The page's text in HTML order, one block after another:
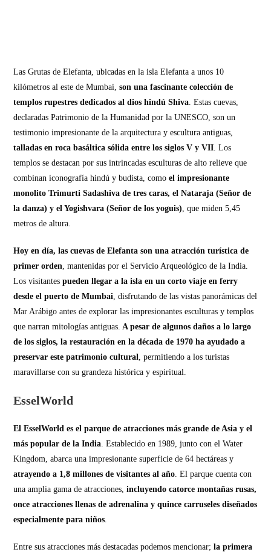
Las Grutas de Elefanta, ubicadas en la isla Elefanta a unos 10
kilómetros al este de Mumbai,son una fascinante colección de
templos rupestres dedicados al dios hindú Shiva . Estas cuevas,
declaradas Patrimonio de la Humanidad por la UNESCO, son un
testimonio impresionante de la arquitectura y escultura antiguas,
talladas en roca basáltica sólida entre los siglos V y VII . Los
templos se destacan por sus intrincadas esculturas de alto relieve que
combinan iconografía hindú y budista, comoel impresionante
monolito Trimurti Sadashiva de tres caras, el Nataraja (Señor de
la danza) y el Yogishvara (Señor de los yoguis) , que miden 5,45
metros de altura.
Hoy en día, las cuevas de Elefanta son una atracción turística de
primer orden , mantenidas por el Servicio Arqueológico de la India.
Los visitantespueden llegar a la isla en un corto viaje en ferry
desde el puerto de Mumbai , disfrutando de las vistas panorámicas del
Mar Arábigo antes de explorar las impresionantes esculturas y templos
que narran mitologías antiguas. A pesar de algunos daños a lo largo
de los siglos, la restauración en la década de 1970 ha ayudado a
preservar este patrimonio cultural , permitiendo a los turistas
maravillarse con su grandeza histórica y espiritual.
EsselWorld
El EsselWorld es el parque de atracciones más grande de Asia y el
más popular de la India . Establecido en 1989, junto con el Water
Kingdom, abarca una impresionante superficie de 64 hectáreas y
atrayendo a 1,8 millones de visitantes al año . El parque cuenta con
una amplia gama de atracciones,incluyendo catorce montañas rusas,
once atracciones llenas de adrenalina y quince carruseles diseñados
especialmente para niños
Entre sus atracciones más destacadas podemos mencionar;la primera